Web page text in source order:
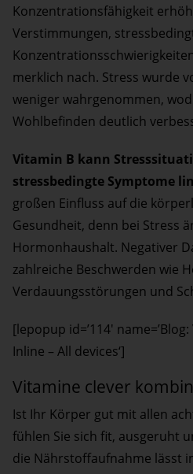
Konzentrationsfähigkeit
Verstimmungen,
merklich nach. Stress wurde
weniger wahrgenommen,
Wohlbefinden deutlich
Vitamin B kann
stressbedingte Symptome
großen Einfluss auf die
Gesundheit, denn bei Stress
Hormonhaushalt. Negativer
zahlreiche Beschwerden wie
Verdauungsstörungen und
[lepopup id=’114′
Inline – All devices‘]
Vitamine clever
Ist Ihr Körper gut mit allen
fühlen Sie sich fit, ausgeruht
die Nährstoffaufnahme lässt